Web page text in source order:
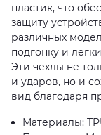
пластик, что
защиту
различных
подгонку и
Эти чехлы не
и ударов, но и
вид благодаря
Материалы: